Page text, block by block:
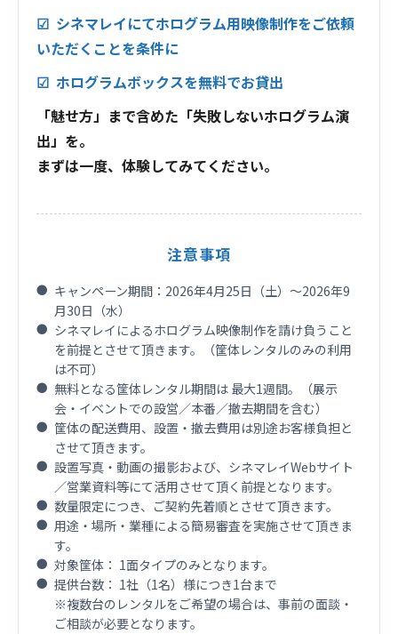
シネマレイにてホログラム用映像制作をご依頼
いただくことを条件に
ホログラムボックスを無料でお貸出
「魅せ方」まで含めた「失敗しないホログラム演
出」を。
まずは一度、体験してみてください。
注意事項
キャンペーン期間：2026年4月25日（土）～2026年9
月30日（水）
シネマレイによるホログラム映像制作を請け負うこと
を前提とさせて頂きます。（筐体レンタルのみの利用
は不可）
無料となる筐体レンタル期間は 最大1週間。（展示
会・イベントでの設営／本番／撤去期間を含む）
筐体の配送費用、設置・撤去費用は別途お客様負担と
させて頂きます。
設置写真・動画の撮影および、シネマレイWebサイト
／営業資料等にて活用させて頂く前提となります。
数量限定につき、ご契約先着順とさせて頂きます。
用途・場所・業種による簡易審査を実施させて頂きま
す。
対象筐体： 1面タイプのみとなります。
提供台数： 1社（1名）様につき1台まで
※複数台のレンタルをご希望の場合は、事前の面談・
ご相談が必要となります。